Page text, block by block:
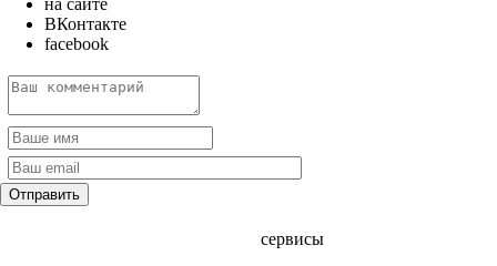
на сайте
ВКонтакте
facebook
сервисы